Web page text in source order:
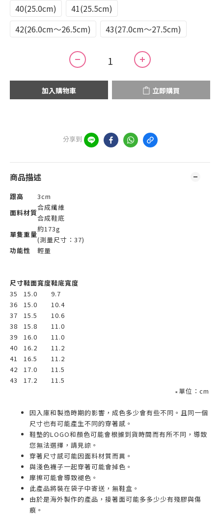
40(25.0cm)
41(25.5cm)
42(26.0cm～26.5cm)
43(27.0cm～27.5cm)
加入購物車 立即購買
分享到
商品描述
跟高
3cm
面料材質
合成纖維
合成鞋底
單隻重量
約173g
(測量尺寸：37)
功能性
輕量
尺寸鞋面寬度鞋底寬度
35
15.0
9.7
36
15.0
10.4
37
15.5
10.6
38
15.8
11.0
39
16.0
11.0
40
16.2
11.2
41
16.5
11.2
42
17.0
11.5
43
17.2
11.5
∗單位：cm
因入庫和製造時期的影響，成色多少會有些不同。且同一個
尺寸也有可能產生不同的穿著感。
鞋墊的LOGO和顏色可能會根據到貨時間而有所不同，導致
您無法選擇，請見諒。
穿著尺寸感可能因面料材質而異。
與淺色襪子一起穿著可能會掉色。
摩擦可能會導致褪色。
此產品將裝在袋子中寄送，無鞋盒。
由於是海外製作的產品，接著面可能多多少少有殘膠與傷
痕。